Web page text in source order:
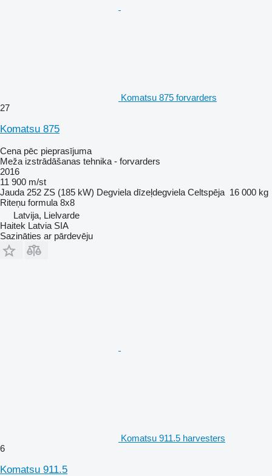
Komatsu 875 forvarders
27
Komatsu 875
Cena pēc pieprasījuma
Meža izstrādāšanas tehnika - forvarders
2016
11 900 m/st
Jauda 252 ZS (185 kW) Degviela dīzeļdegviela Celtspēja 16 000 kg
Riteņu formula 8x8
Latvija, Lielvarde
Haitek Latvia SIA
Sazināties ar pārdevēju
Komatsu 911.5 harvesters
6
Komatsu 911.5